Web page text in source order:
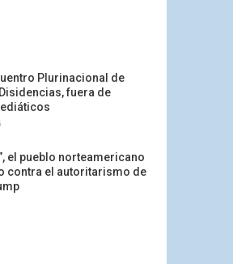
Plurinacional de
fuera de
el pueblo norteamericano
contra el autoritarismo de